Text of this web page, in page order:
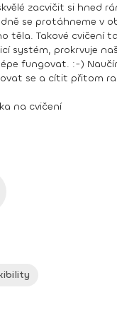
zacvičit si hned
se protáhneme v
těla. Takové cvičení
systém, prokrvuje
fungovat. :-)
se a cítit přitom
na cvičení